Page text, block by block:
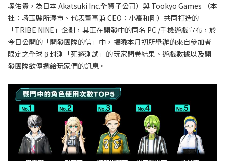
塚佑貴，為日本 Akatsuki Inc.全資子公司）與 Tookyo Games （本
社：埼玉縣所澤市、代表董事兼 CEO：小高和剛）共同打造的
「TRIBE NINE」企劃，其正在開發中的同名 PC /手機遊戲宣布，於
今日公開的「開發團隊的信」中，揭曉本月初所舉辦的來自參加者
限定之全球 β 封測「死遊測試」的玩家問卷結果、遊戲數據以及開
發團隊欲傳遞給玩家們的訊息。